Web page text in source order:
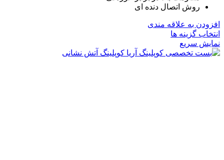
روش اتصال دنده ای
افزودن به علاقه مندی
انتخاب گزینه ها
دارای
نمایش سریع